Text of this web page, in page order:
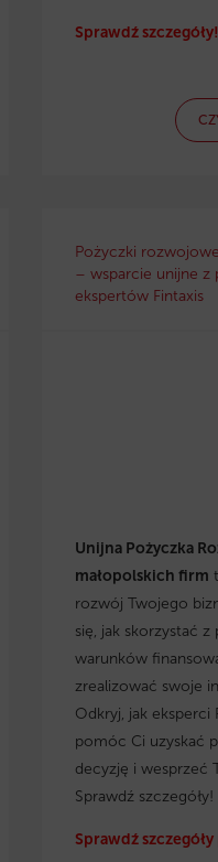
Sprawdź szczegóły!
Pożyczki
– wsparcie unijne z
ekspertów Fintaxis
Unijna Pożyczka
małopolskich firm
rozwój Twojego
się, jak skorzystać
warunków
zrealizować swoje
Odkryj, jak eksperci
pomóc Ci uzyskać
decyzję i wesprzeć
Sprawdź szczegóły!
Sprawdź